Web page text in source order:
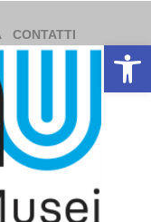
CONTATTI
Apri la